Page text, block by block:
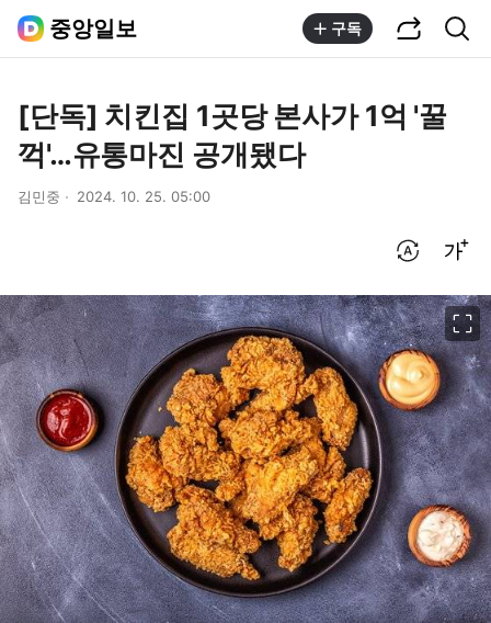
중앙일보 구독
[단독] 치킨집 1곳당 본사가 1억 '꿀
꺽'…유통마진 공개됐다
김민중 2024. 10. 25. 05:00